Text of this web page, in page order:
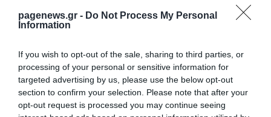
pagenews.gr - Do Not Process My Personal
Information
If you wish to opt-out of the sale, sharing to third parties, or
processing of your personal or sensitive information for
targeted advertising by us, please use the below opt-out
section to confirm your selection. Please note that after your
opt-out request is processed you may continue seeing
ΡΟΗ ΕΙΔΗΣΕΩΝ
Ελένη Βουλγαράκη: Ξεσπά για τις φήμες
χωρισμού με τον Φώτη
Ιωαννίδη..”Διασταυρώστε καμιά
πληροφορία”
ΙΩΑΝΝΑ ΚΑΡΑ